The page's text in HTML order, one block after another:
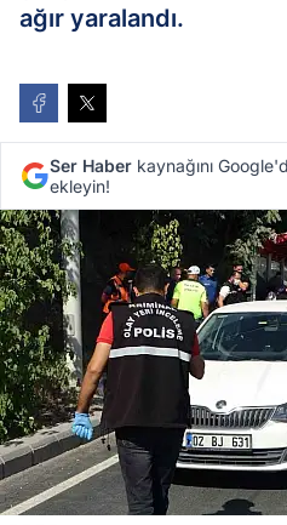
ağır yaralandı.
Ser Haber kaynağını
ekleyin!